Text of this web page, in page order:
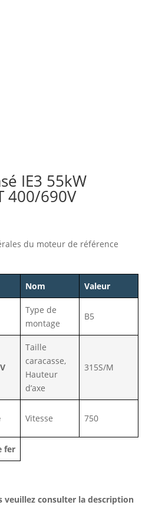
IE3 55kW
400/690V
du moteur de référence
Nom Valeur
Type de
montage
B5
Taille
caracasse,
Hauteur
d’axe
315S/M
Vitesse 750
fer
veuillez consulter la description